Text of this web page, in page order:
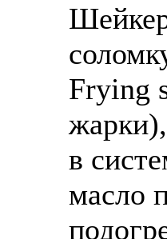
Frying
в
масло